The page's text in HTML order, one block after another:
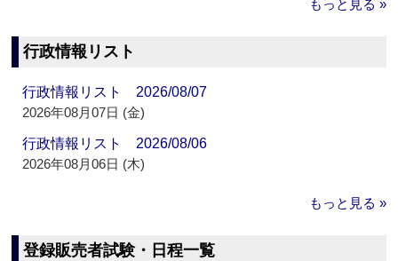
もっと見る »
行政情報リスト
行政情報リスト 2026/08/07
2026年08月07日 (金)
行政情報リスト 2026/08/06
2026年08月06日 (木)
もっと見る »
登録販売者試験・日程一覧